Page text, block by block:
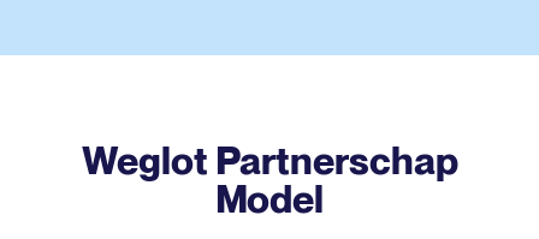
Weglot Partnerschap
Model